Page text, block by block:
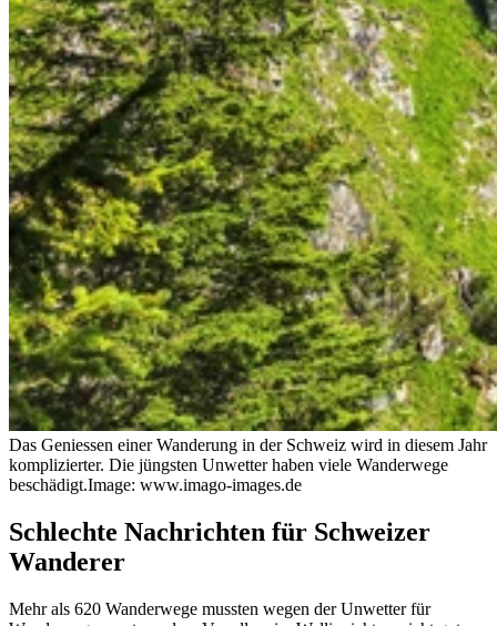
Das Geniessen einer Wanderung in der Schweiz wird in diesem Jahr
komplizierter. Die jüngsten Unwetter haben viele Wanderwege
beschädigt.Image: www.imago-images.de
Schlechte Nachrichten für Schweizer
Wanderer
Mehr als 620 Wanderwege mussten wegen der Unwetter für